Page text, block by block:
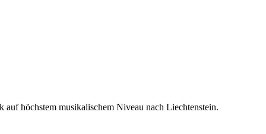
höchstem musikalischem Niveau nach Liechtenstein.